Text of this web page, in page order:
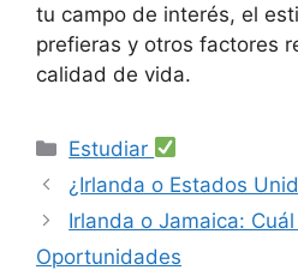
tu campo de interés, el
prefieras y otros factores
calidad de vida.
Categorías
Estudiar
¿Irlanda o Estados
Irlanda o Jamaica:
Oportunidades